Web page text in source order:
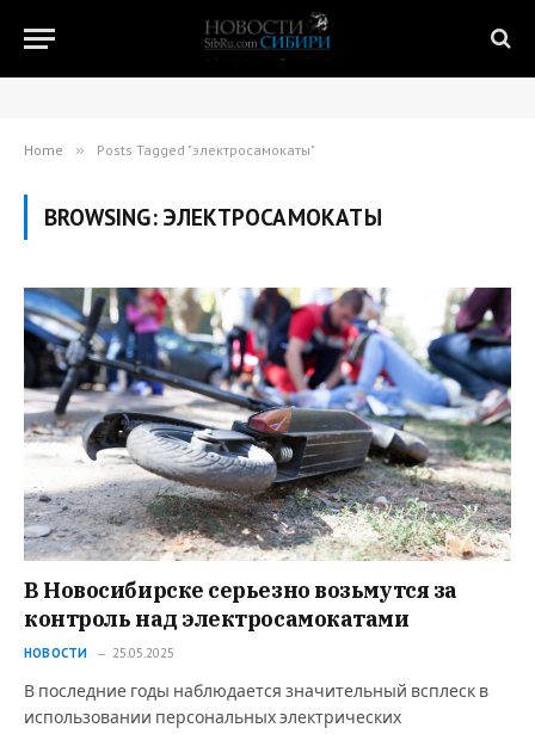
Home » Posts Tagged "электросамокаты"
BROWSING: ЭЛЕКТРОСАМОКАТЫ
В Новосибирске серьезно возьмутся за
контроль над электросамокатами
НОВОСТИ 25.05.2025
В последние годы наблюдается значительный всплеск в
использовании персональных электрических